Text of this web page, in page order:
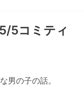
5コミティ
男の子の話。